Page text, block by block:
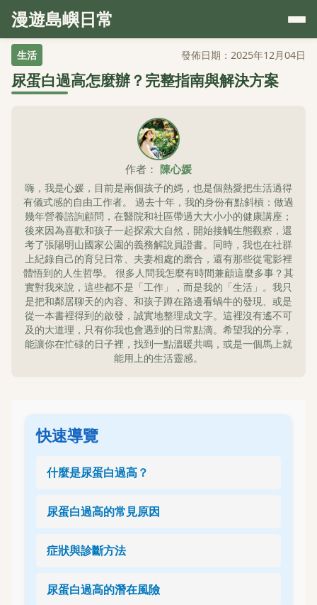
漫遊島嶼日常
生活 發佈日期：2025年12月04日
尿蛋白過高怎麼辦？完整指南與解決方案
作者： 陳心媛
嗨，我是心媛，目前是兩個孩子的媽，也是個熱愛把生活過得
有儀式感的自由工作者。 過去十年，我的身份有點斜槓：做過
幾年營養諮詢顧問，在醫院和社區帶過大大小小的健康講座；
後來因為喜歡和孩子一起探索大自然，開始接觸生態觀察，還
考了張陽明山國家公園的義務解說員證書。同時，我也在社群
上紀錄自己的育兒日常、夫妻相處的磨合，還有那些從電影裡
體悟到的人生哲學。 很多人問我怎麼有時間兼顧這麼多事？其
實對我來說，這些都不是「工作」，而是我的「生活」。我只
是把和鄰居聊天的內容、和孩子蹲在路邊看蝸牛的發現、或是
從一本書裡得到的啟發，誠實地整理成文字。這裡沒有遙不可
及的大道理，只有你我也會遇到的日常點滴。希望我的分享，
能讓你在忙碌的日子裡，找到一點溫暖共鳴，或是一個馬上就
能用上的生活靈感。
快速導覽
什麼是尿蛋白過高？
尿蛋白過高的常見原因
症狀與診斷方法
尿蛋白過高的潛在風險